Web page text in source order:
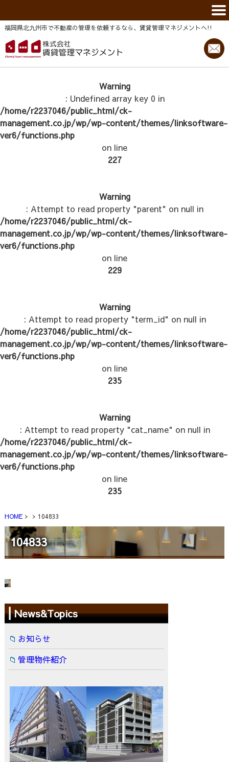
福岡県北九州市で不動産の管理を依頼するなら、賃貸管理マネジメントヘ!!
Warning
: Undefined array key 0 in
/home/r2237046/public_html/ck-
management.co.jp/wp/wp-content/themes/linksoftware-
ver6/functions.php
on line
227
Warning
: Attempt to read property "parent" on null in
/home/r2237046/public_html/ck-
management.co.jp/wp/wp-content/themes/linksoftware-
ver6/functions.php
on line
229
Warning
: Attempt to read property "term_id" on null in
/home/r2237046/public_html/ck-
management.co.jp/wp/wp-content/themes/linksoftware-
ver6/functions.php
on line
235
Warning
: Attempt to read property "cat_name" on null in
/home/r2237046/public_html/ck-
management.co.jp/wp/wp-content/themes/linksoftware-
ver6/functions.php
on line
235
HOME 104833
104833
News&Topics
お知らせ
管理物件紹介